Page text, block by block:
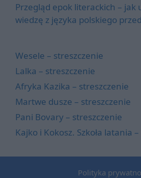
Przegląd epok literackich – jak
wiedzę z języka polskiego
Wesele – streszczenie
Lalka – streszczenie
Afryka Kazika – streszczenie
Martwe dusze – streszczenie
Pani Bovary – streszczenie
Kajko i Kokosz. Szkoła latania
Polityka